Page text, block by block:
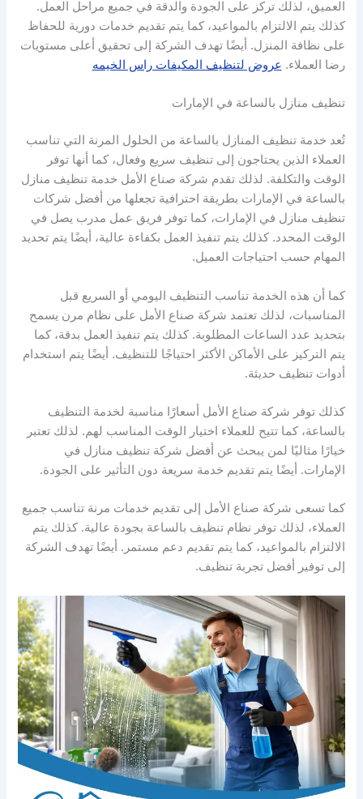
العميق، لذلك تركز على الجودة والدقة في جميع مراحل العمل.
كذلك يتم الالتزام بالمواعيد، كما يتم تقديم خدمات دورية للحفاظ
على نظافة المنزل. أيضًا تهدف الشركة إلى تحقيق أعلى مستويات
رضا العملاء. عروض لتنظيف المكيفات راس الخيمه
تنظيف منازل بالساعة في الإمارات
تُعد خدمة تنظيف المنازل بالساعة من الحلول المرنة التي تناسب
العملاء الذين يحتاجون إلى تنظيف سريع وفعال، كما أنها توفر
الوقت والتكلفة. لذلك تقدم شركة صناع الأمل خدمة تنظيف منازل
بالساعة في الإمارات بطريقة احترافية تجعلها من أفضل شركات
تنظيف منازل في الإمارات، كما توفر فريق عمل مدرب يصل في
الوقت المحدد. كذلك يتم تنفيذ العمل بكفاءة عالية، أيضًا يتم تحديد
المهام حسب احتياجات العميل.
كما أن هذه الخدمة تناسب التنظيف اليومي أو السريع قبل
المناسبات، لذلك تعتمد شركة صناع الأمل على نظام مرن يسمح
بتحديد عدد الساعات المطلوبة. كذلك يتم تنفيذ العمل بدقة، كما
يتم التركيز على الأماكن الأكثر احتياجًا للتنظيف. أيضًا يتم استخدام
أدوات تنظيف حديثة.
كذلك توفر شركة صناع الأمل أسعارًا مناسبة لخدمة التنظيف
بالساعة، كما تتيح للعملاء اختيار الوقت المناسب لهم. لذلك تعتبر
خيارًا مثاليًا لمن يبحث عن أفضل شركة تنظيف منازل في
الإمارات. أيضًا يتم تقديم خدمة سريعة دون التأثير على الجودة.
كما تسعى شركة صناع الأمل إلى تقديم خدمات مرنة تناسب جميع
العملاء، لذلك توفر نظام تنظيف بالساعة بجودة عالية. كذلك يتم
الالتزام بالمواعيد، كما يتم تقديم دعم مستمر. أيضًا تهدف الشركة
إلى توفير أفضل تجربة تنظيف.